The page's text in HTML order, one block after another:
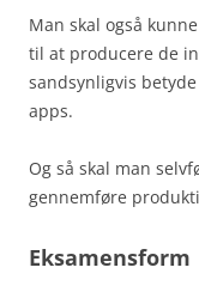
Man skal også
til at producere de
sandsynligvis
apps.
Og så skal man
gennemføre
Eksamensform